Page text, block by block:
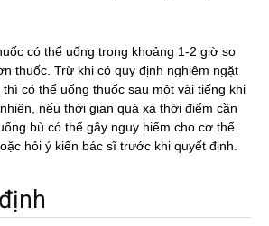
có thể uống trong khoảng 1-2 giờ so
thuốc. Trừ khi có quy định nghiêm ngặt
có thể uống thuốc sau một vài tiếng khi
nếu thời gian quá xa thời điểm cần
bù có thể gây nguy hiểm cho cơ thể.
hỏi ý kiến bác sĩ trước khi quyết định.